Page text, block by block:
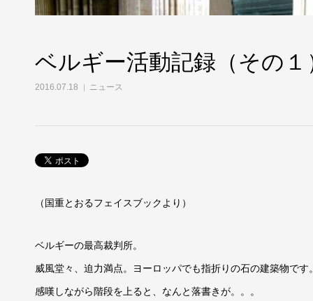
ベルギー活動記録（その
2016.07.18 ニュース
（国重とおるフェイスブックより）
ベルギーの最高裁判所。
威風堂々、迫力満点。ヨーロッパでも指折りの石の建築物です
感嘆しながら階段を上ると、なんと落書きが。。。